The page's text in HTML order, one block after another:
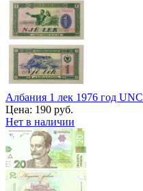
Албания 1 лек 1976 год UNC
Цена: 190 руб.
Нет в наличии